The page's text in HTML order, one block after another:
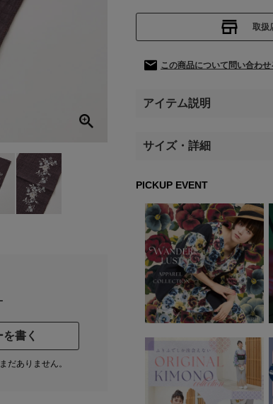
書く
だありません。
取扱
この商品について問い合わせ
アイテム説明
サイズ・詳細
PICKUP EVENT